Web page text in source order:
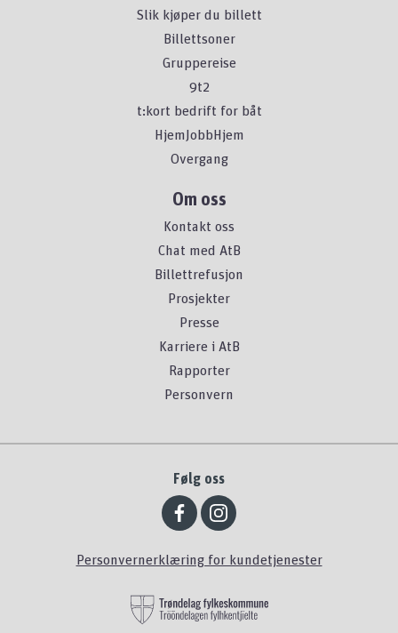
Slik kjøper du billett
Billettsoner
Gruppereise
9t2
t:kort bedrift for båt
HjemJobbHjem
Overgang
Om oss
Kontakt oss
Chat med AtB
Billettrefusjon
Prosjekter
Presse
Karriere i AtB
Rapporter
Personvern
Følg oss
Personvernerklæring for kundetjenester